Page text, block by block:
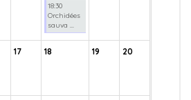
18:30
Orchidées
sauva ...
17 18 19 20